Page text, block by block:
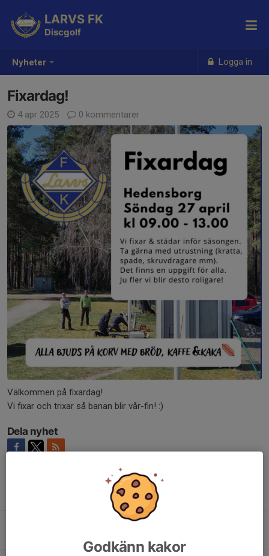
Nyheter Logga in
LARVS FK
Discgolf
Fixardag!
4 apr 2025 0 kommentarer
Välkommen på fixardag!
Vi fixar och trixar så banan blir vår-fin! :)
Dela nyhet
Tävling 28/3 - Svenska Dubbeltouren
Godkänn kakor